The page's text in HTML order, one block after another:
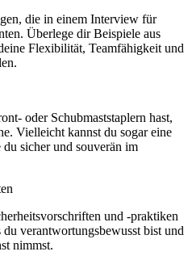
die in einem Interview für
Überlege dir Beispiele aus
Flexibilität, Teamfähigkeit und
oder Schubmaststaplern hast,
Vielleicht kannst du sogar eine
sicher und souverän im
und -praktiken
verantwortungsbewusst bist und
nimmst.